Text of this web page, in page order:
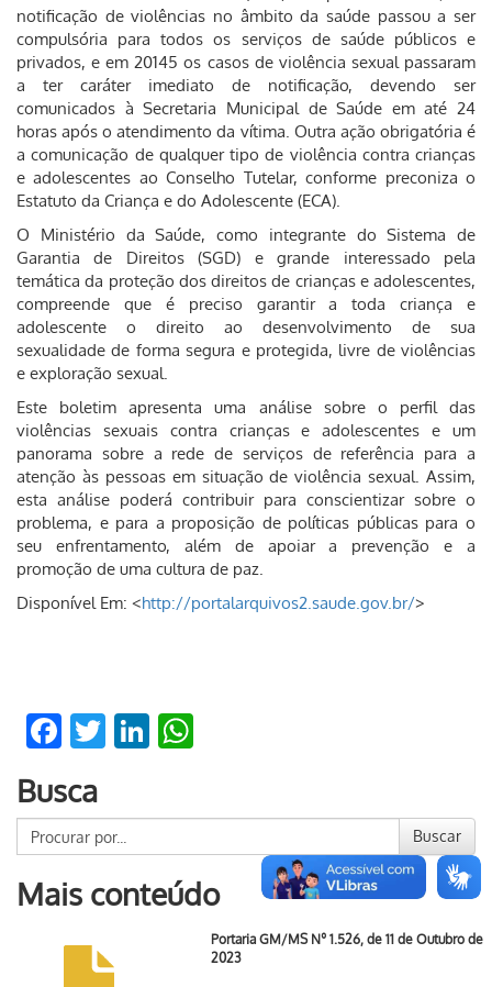
notificação de violências no âmbito da saúde passou a ser
compulsória para todos os serviços de saúde públicos e
privados, e em 20145 os casos de violência sexual passaram
a ter caráter imediato de notificação, devendo ser
comunicados à Secretaria Municipal de Saúde em até 24
horas após o atendimento da vítima. Outra ação obrigatória é
a comunicação de qualquer tipo de violência contra crianças
e adolescentes ao Conselho Tutelar, conforme preconiza o
Estatuto da Criança e do Adolescente (ECA).
O Ministério da Saúde, como integrante do Sistema de
Garantia de Direitos (SGD) e grande interessado pela
temática da proteção dos direitos de crianças e adolescentes,
compreende que é preciso garantir a toda criança e
adolescente o direito ao desenvolvimento de sua
sexualidade de forma segura e protegida, livre de violências
e exploração sexual.
Este boletim apresenta uma análise sobre o perfil das
violências sexuais contra crianças e adolescentes e um
panorama sobre a rede de serviços de referência para a
atenção às pessoas em situação de violência sexual. Assim,
esta análise poderá contribuir para conscientizar sobre o
problema, e para a proposição de políticas públicas para o
seu enfrentamento, além de apoiar a prevenção e a
promoção de uma cultura de paz.
Disponível Em: <http://portalarquivos2.saude.gov.br/>
Facebook
TwitterLinkedIn
Busca
Buscar
Mais conteúdo
Portaria GM/MS Nº 1.526, de 11 de Outubro de
2023